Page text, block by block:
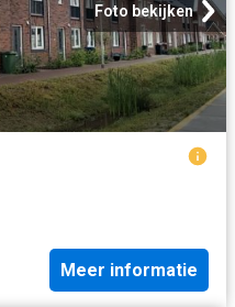
Foto bekijken
Meer informatie